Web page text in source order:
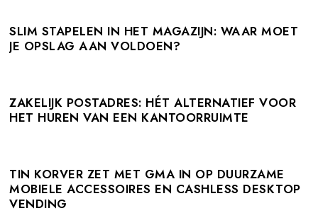
SLIM STAPELEN IN HET MAGAZIJN: WAAR MOET
JE OPSLAG AAN VOLDOEN?
ZAKELIJK POSTADRES: HÉT ALTERNATIEF VOOR
HET HUREN VAN EEN KANTOORRUIMTE
TIN KORVER ZET MET GMA IN OP DUURZAME
MOBIELE ACCESSOIRES EN CASHLESS DESKTOP
VENDING